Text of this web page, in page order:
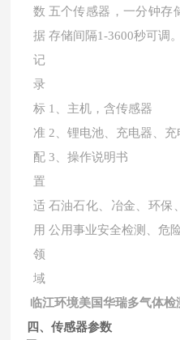
数
据
记
录
五个传感器，一分钟存
存储间隔1-3600秒可调。
标
准
配
置
1、主机，含传感器
2、锂电池、充电器、充
3、操作说明书
适
用
领
域
石油石化、冶金、环保
公用事业安全检测、危
临江环境美国华瑞多气体检
四、传感器参数